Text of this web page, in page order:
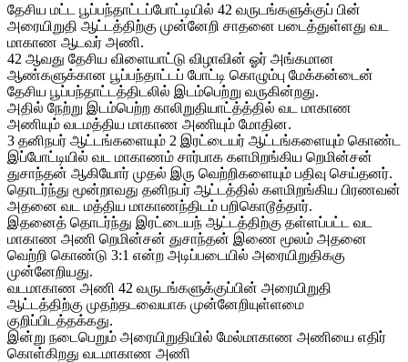
தேசிய மட்ட பூப்பந்தாட்டப்போட்டியில் 42 வருடங்களுக்குப் பின்
அரையிறுதி ஆட்டத்திற்கு முன்னேறி சாதனை படைத்துள்ளது வட
மாகாண ஆடவர் அணி.
42 ஆவது தேசிய விளையாட்டு விழாவின் ஓர் அங்கமான
ஆண்களுக்கான பூப்பந்தாட்டப் போட்டி கொழும்பு மேக்கன்டைன்
தேசிய பூப்பந்தாட்டத்திடலில் இடம்பெற்று வருகின்றது.
அதில் நேற்று இடம்பெற்ற காலிறுதியாட்த்த்தில் வட மாகாண
அணியும் வடமத்திய மாகாண அணியும் மோதின.
3 தனிநபர் ஆட்டங்களையும் 2 இரட்டையர் ஆட்டங்களையும் கொண்ட
இப்போட்டியில் வட மாகாணம் சார்பாக களமிறங்கிய றெமின்சன்
துசாந்தன் ஆகியோர் முதல் இரு வெற்றிகளையும் பதிவு செய்தனர்.
தொடர்ந்து மூன்றாவது தனிநபர் ஆட்டத்தில் களமிறங்கிய பிரணவன்
அதனை வட மத்திய மாகாணந்திடம் பறிகொடூத்தார்.
இதனைத் தொடர்ந்து இரட்டையந் ஆட்டத்திற்கு தள்ளப்பட்ட வட
மாகாண அணி றெமின்சன் துசாந்தன் இணை மூலம் அதனை
வெற்றி கொண்டு 3:1 என்ற அடிப்படையில் அரையிறுதிககு
முன்னேறியது.
வடமாகாண அணி 42 வருடங்களுக்குப்பின் அரையிறுதி
ஆட்டத்திற்கு முதற்தடவையாக முன்னேறியுள்ளமை
குறிப்பிடத்தக்கது.
இன்று நடைபெறும் அரையிறுதியில் மேல்மாகாண அணியை எதிர்
கொள்கிறது வடமாகாண அணி